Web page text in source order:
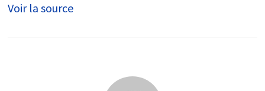
Voir la source